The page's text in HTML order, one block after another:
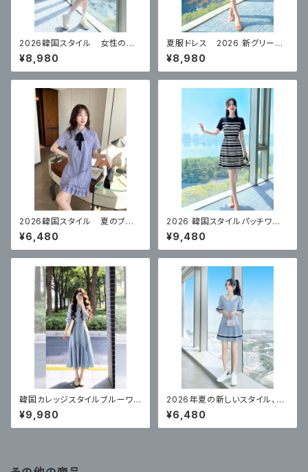
2026韓国スタイル 女性のた
めの夏の フェイクツーピース
スリムドレス
¥8,980
夏服ドレス 2026 新グリーン
ハイエンド スカート
¥8,980
2026韓国スタイル 夏のブル
ーカレッジスタイルドレス
¥6,480
2026 韓国スタイルパッチワー
クストライプワンピース
¥9,480
韓国カレッジスタイルブルーワン
ピース
¥9,980
2026年夏の新しいスタイル、今
年の人気ブルーワンピース
¥6,480